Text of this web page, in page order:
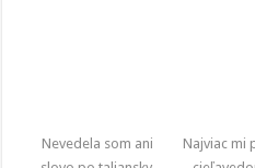
Nevedela som ani
Najviac mi